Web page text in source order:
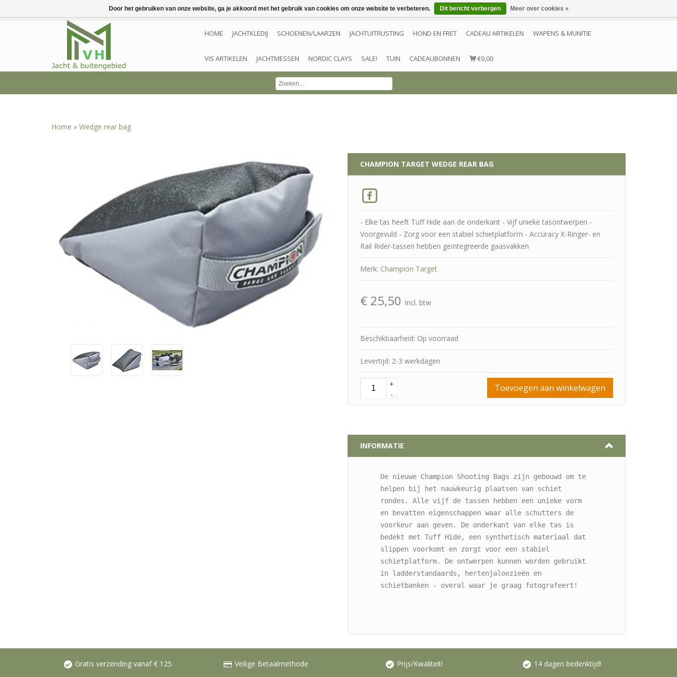
Inloggen Account aanmaken
HOME JACHTKLEDIJ SCHOENEN/LAARZEN JACHTUITRUSTING HOND EN FRET CADEAU ARTIKELEN WAPENS & MUNITIE
VIS ARTIKELEN JACHTMESSEN NORDIC CLAYS SALE! TUIN CADEAUBONNEN €0,00
Home » Wedge rear bag
CHAMPION TARGET WEDGE REAR BAG
- Elke tas heeft Tuff Hide aan de onderkant - Vijf unieke tasontwerpen -
Voorgevuld - Zorg voor een stabiel schietplatform - Accuracy X-Ringer- en
Rail Rider-tassen hebben geïntegreerde gaasvakken
Merk: Champion Target
€ 25,50 Incl. btw
Beschikbaarheid: Op voorraad
Levertijd: 2-3 werkdagen
+
-
Toevoegen aan winkelwagen
INFORMATIE
De nieuwe Champion Shooting Bags zijn gebouwd om te
helpen bij het nauwkeurig plaatsen van schiet
rondes. Alle vijf de tassen hebben een unieke vorm
en bevatten eigenschappen waar alle schutters de
voorkeur aan geven. De onderkant van elke tas is
bedekt met Tuff Hide, een synthetisch materiaal dat
slippen voorkomt en zorgt voor een stabiel
schietplatform. De ontwerpen kunnen worden gebruikt
in ladderstandaards, hertenjaloezieën en
schietbanken - overal waar je graag fotografeert!
Gratis verzending vanaf € 125 Veilige Betaalmethode Prijs/Kwaliteit! 14 dagen bedenktijd!
Door het gebruiken van onze website, ga je akkoord met het gebruik van cookies om onze website te verbeteren. Dit bericht verbergen Meer over cookies »